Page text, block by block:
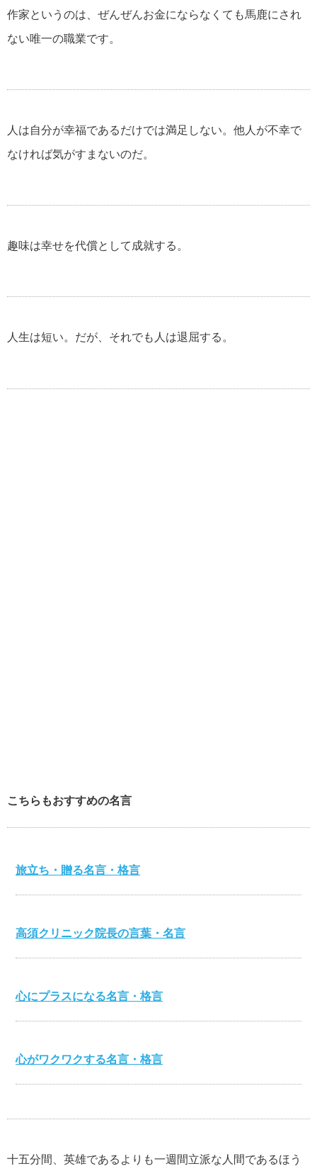
美輪明宏の名言・格言
作家というのは、ぜんぜんお金にならなくても馬鹿にされ
ない唯一の職業です。
人は自分が幸福であるだけでは満足しない。他人が不幸で
なければ気がすまないのだ。
趣味は幸せを代償として成就する。
人生は短い。だが、それでも人は退屈する。
こちらもおすすめの名言
旅立ち・贈る名言・格言
高須クリニック院長の言葉・名言
心にプラスになる名言・格言
心がワクワクする名言・格言
伊集院静の名言・格言
十五分間、英雄であるよりも一週間立派な人間であるほう